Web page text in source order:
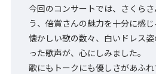
今回のコンサートでは、さくら
う、倍賞さんの魅力を十分に感じ
懐かしい歌の数々、白いドレス
った歌声が、心にしみました。
歌にもトークにも優しさがあふ